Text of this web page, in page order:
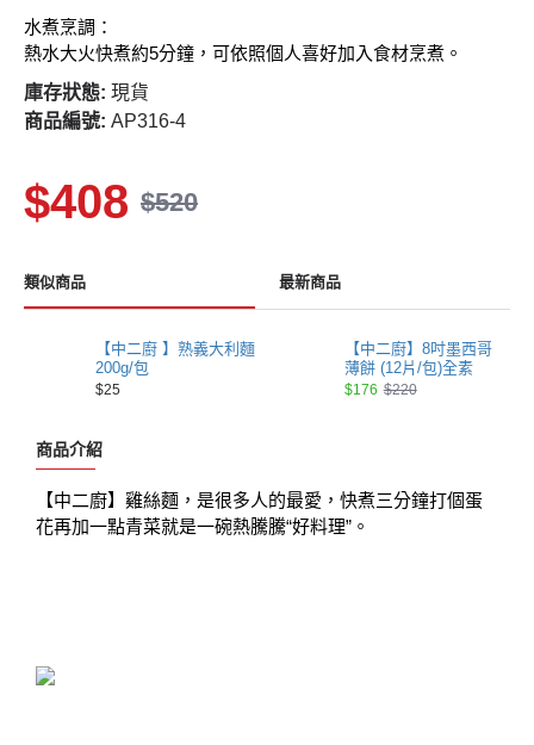
水煮烹調：
熱水大火快煮約5分鐘，可依照個人喜好加入食材烹煮。
庫存狀態: 現貨
商品編號: AP316-4
$408 $520
類似商品 最新商品
【中二廚 】熟義大利麵
200g/包
$25
【中二廚】8吋墨西哥
薄餅 (12片/包)全素
$176 $220
商品介紹
【中二廚】雞絲麵，是很多人的最愛，快煮三分鐘打個蛋
花再加一點青菜就是一碗熱騰騰“好料理”。